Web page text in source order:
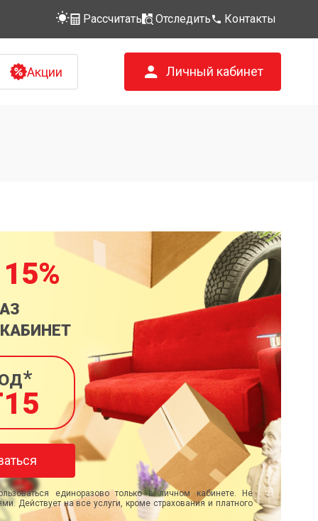
Рассчитать Отследить Контакты
Акции Личный кабинет
единоразово только в личном кабинете. Не
Действует на все услуги, кроме страхования и платного